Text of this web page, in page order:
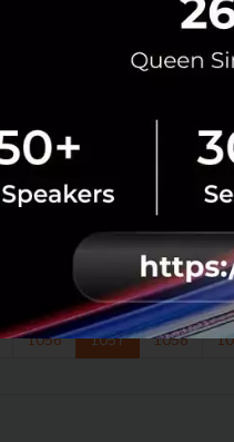
“LINE
LINE ป
คนไทย
LINE ปร
ของ
อดแพลต
0
PR News
1056 1057 1058